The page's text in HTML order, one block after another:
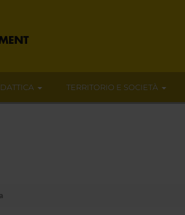
TERRITORIO E SOCIETÀ